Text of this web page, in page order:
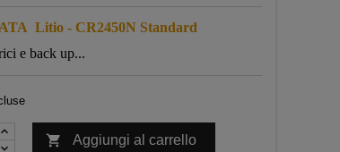
Litio - CR2450N Standard
e back up...
 Aggiungi al carrello